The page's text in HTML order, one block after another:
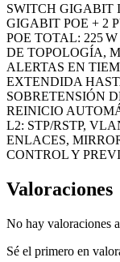
SWITCH GIGABIT
GIGABIT POE + 2
POE TOTAL: 225 W
DE TOPOLOGÍA,
ALERTAS EN
EXTENDIDA
SOBRETENSIÓN
REINICIO
L2: STP/RSTP,
ENLACES,
CONTROL Y
Valoraciones
No hay valoraciones
Sé el primero en